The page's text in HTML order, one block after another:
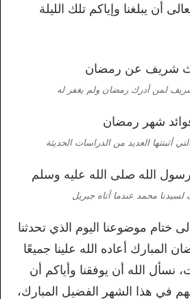
أن يبلغنا وإياكم تلك الليلة
لمن أدرك رمضان ولم يغفر له
أثبتتها العديد من الدراسات الحديثة
محمد عندما أتاه جبريل
ختام موضوعنا اليوم الذي تحدثنا
المبارك أعاده الله علينا جميعًا
نسأل الله أن يوفقنا وأياكم أن
في هذا الشهر الفضيل المبارك،